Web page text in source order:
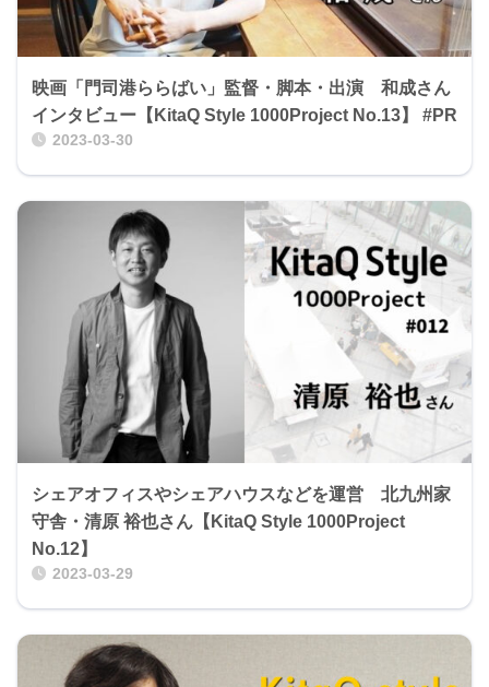
映画「門司港ららばい」監督・脚本・出演 和成さん
インタビュー【KitaQ Style 1000Project No.13】 #PR
2023-03-30
シェアオフィスやシェアハウスなどを運営 北九州家
守舎・清原 裕也さん【KitaQ Style 1000Project
No.12】
2023-03-29